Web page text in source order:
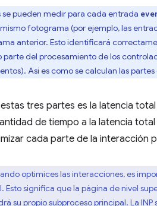
se pueden medir para cada entrada
fotograma (por ejemplo, las
anterior. Esto identificará
parte del procesamiento de los
Así es como se calculan las partes
tres partes es la latencia
de tiempo a la latencia
cada parte de la interacción
optimices las interacciones, es
Esto significa que la página de nivel
su propio subproceso principal. La